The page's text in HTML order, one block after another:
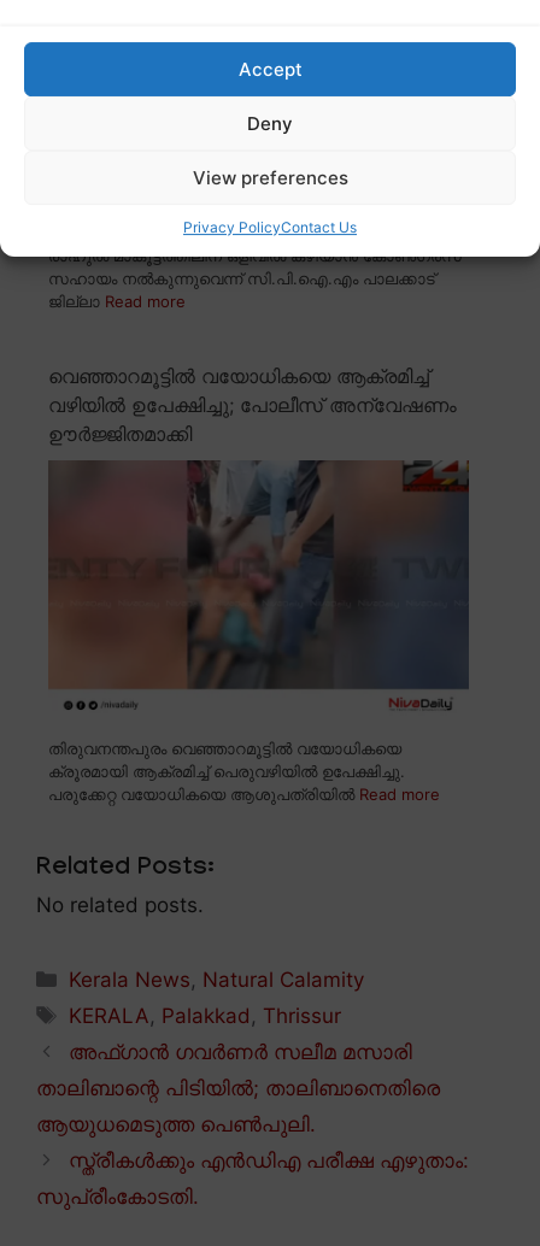
Accept
Deny
View preferences
Privacy PolicyContact Us
രാഹുൽ മാങ്കൂട്ടത്തിലിന് ഒളിവിൽ കഴിയാൻ കോൺഗ്രസ്
സഹായം നൽകുന്നുവെന്ന് സി.പി.ഐ.എം പാലക്കാട്
ജില്ലാ Read more
വെഞ്ഞാറമൂട്ടിൽ വയോധികയെ ആക്രമിച്ച്
വഴിയിൽ ഉപേക്ഷിച്ചു; പോലീസ് അന്വേഷണം
ഊർജ്ജിതമാക്കി
തിരുവനന്തപുരം വെഞ്ഞാറമൂട്ടിൽ വയോധികയെ
ക്രൂരമായി ആക്രമിച്ച് പെരുവഴിയിൽ ഉപേക്ഷിച്ചു.
പരുക്കേറ്റ വയോധികയെ ആശുപത്രിയിൽ Read more
Related Posts:
No related posts.
Categories
Kerala News, Natural Calamity
Tags
KERALA, Palakkad , Thrissur
അഫ്ഗാൻ ഗവർണർ സലീമ മസാരി
താലിബാന്റെ പിടിയിൽ; താലിബാനെതിരെ
ആയുധമെടുത്ത പെൺപുലി.
സ്ത്രീകൾക്കും എൻഡിഎ പരീക്ഷ എഴുതാം:
സുപ്രീംകോടതി.